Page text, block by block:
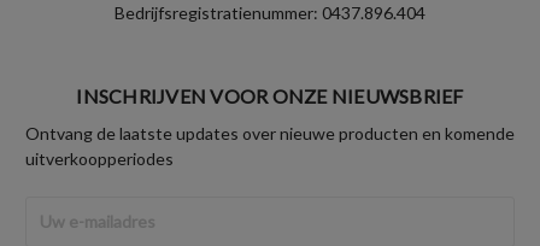
Bedrijfsregistratienummer: 0437.896.404
INSCHRIJVEN VOOR ONZE NIEUWSBRIEF
Ontvang de laatste updates over nieuwe producten en komende
uitverkoopperiodes
mailadres